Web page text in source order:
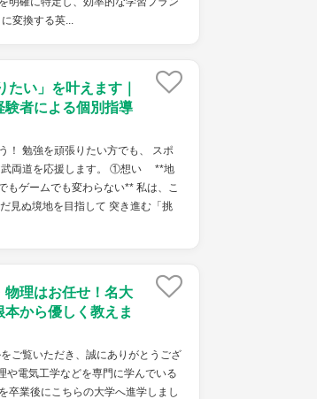
変換する英...
い」を叶えます｜
験者による個別指導
！ 勉強を頑張りたい方でも、 スポ
武両道を応援します。 ①想い **地
もゲームでも変わらない** 私は、こ
見ぬ境地を目指して 突き進む「挑
物理はお任せ！名大
から優しく教えま
ご覧いただき、誠にありがとうござ
や電気工学などを専門に学んでいる
卒業後にこちらの大学へ進学しまし